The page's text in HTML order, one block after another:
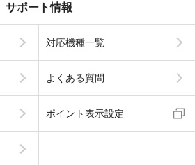
サポート情報
対応機種一覧
よくある質問
ポイント表示設定